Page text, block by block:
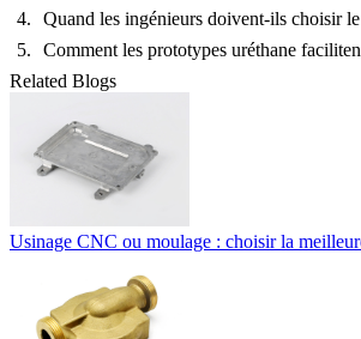
Quand les ingénieurs doivent-ils choisir
Comment les prototypes uréthane
Related Blogs
Usinage CNC ou moulage : choisir la